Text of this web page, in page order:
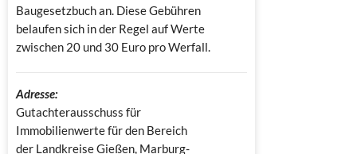
Baugesetzbuch an. Diese Gebühren
belaufen sich in der Regel auf Werte
zwischen 20 und 30 Euro pro Werfall.
Adresse:
Gutachterausschuss für
Immobilienwerte für den Bereich
der Landkreise Gießen, Marburg-